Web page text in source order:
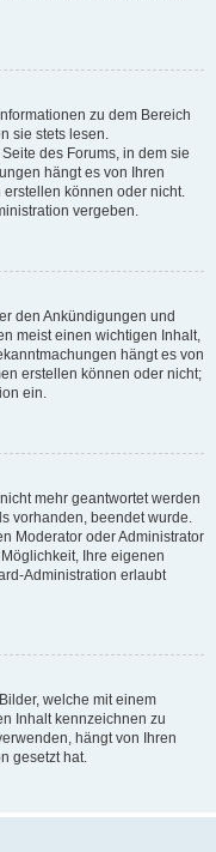
zu dem Bereich
sie stets lesen.
des Forums, in dem sie
hängt es von Ihren
können oder nicht.
vergeben.
den Ankündigungen und
meist einen wichtigen Inhalt,
hängt es von
erstellen können oder nicht;
ein.
mehr geantwortet werden
vorhanden, beendet wurde.
Moderator oder Administrator
Ihre eigenen
Administration erlaubt
welche mit einem
Inhalt kennzeichnen zu
hängt von Ihren
gesetzt hat.